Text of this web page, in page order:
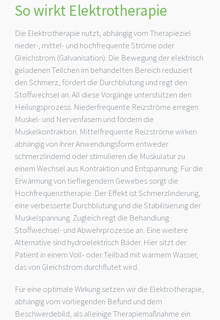
So wirkt Elektrotherapie
Die Elektrotherapie nutzt, abhängig vom Therapieziel
nieder-, mittel- und hochfrequente Ströme oder
Gleichstrom (Galvanisation). Die Bewegung der elektrisch
geladenen Teilchen im behandelten Bereich reduziert
den Schmerz, fördert die Durchblutung und regt den
Stoffwechsel an. All diese Vorgänge unterstützen den
Heilungsprozess. Niederfrequente Reizströme erregen
Muskel- und Nervenfasern und fördern die
Muskelkontraktion. Mittelfrequente Reizströme wirken
abhängig von ihrer Anwendungsform entweder
schmerzlindernd oder stimulieren die Muskulatur zu
einem Wechsel aus Kontraktion und Entspannung. Für die
Erwärmung von tiefliegendem Gewebes sorgt die
Hochfrequenztherapie. Der Effekt ist Schmerzlinderung,
eine verbesserte Durchblutung und die Stabilisierung der
Muskelspannung. Zugleich regt die Behandlung
Stoffwechsel- und Abwehrprozesse an. Eine weitere
Alternative sind hydroelektrisch Bäder. Hier sitzt der
Patient in einem Voll- oder Teilbad mit warmem Wasser,
das von Gleichstrom durchflutet wird.
Für eine optimale Wirkung setzen wir die Elektrotherapie,
abhängig vom vorliegenden Befund und dem
Beschwerdebild, als alleinige Therapiemaßnahme ein